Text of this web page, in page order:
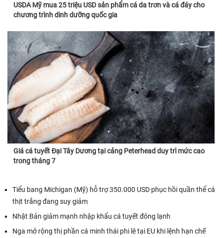
USDA Mỹ mua 25 triệu USD sản phẩm cá da trơn và cá đáy cho
chương trình dinh dưỡng quốc gia
Giá cá tuyết Đại Tây Dương tại cảng Peterhead duy trì mức cao
trong tháng 7
Tiểu bang Michigan (Mỹ) hỗ trợ 350.000 USD phục hồi quần thể cá
thịt trắng đang suy giảm
Nhật Bản giảm mạnh nhập khẩu cá tuyết đông lạnh
Nga mở rộng thị phần cá minh thái phi lê tại EU khi lệnh hạn chế